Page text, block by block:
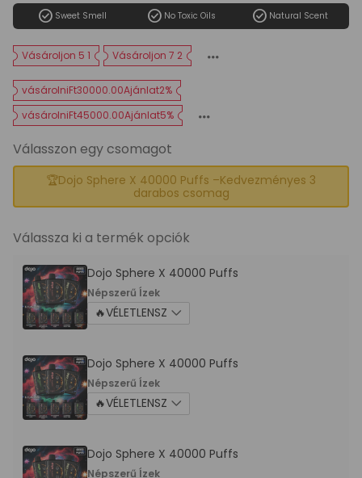
check_circle Sweet Smell check_circle No Toxic Oils check_circle Natural Scent
Vásároljon 5 1 Vásároljon 7 2
vásárolniFt30000.00Ajánlat2%
vásárolniFt45000.00Ajánlat5%
Válasszon egy csomagot
🏆Dojo Sphere X 40000 Puffs –Kedvezményes 3
darabos csomag
Válassza ki a termék opciók
Dojo Sphere X 40000 Puffs
Népszerű Ízek
Dojo Sphere X 40000 Puffs
Népszerű Ízek
Dojo Sphere X 40000 Puffs
Népszerű Ízek